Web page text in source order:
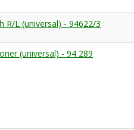
R/L (universal) - 94622/3
(universal) - 94 289